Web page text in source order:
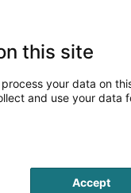
de traiteur Traiteur à
this site
your data on
and use your data
Accept